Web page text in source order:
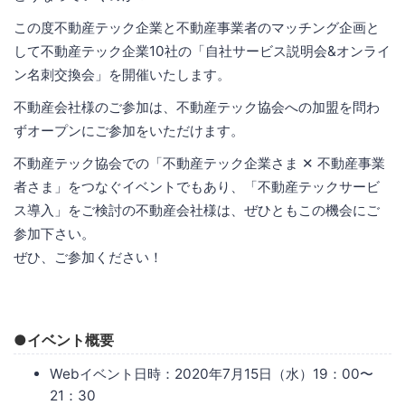
この度不動産テック企業と不動産事業者のマッチング企画と
して不動産テック企業10社の「自社サービス説明会&オンライ
ン名刺交換会」を開催いたします。
不動産会社様のご参加は、不動産テック協会への加盟を問わ
ずオープンにご参加をいただけます。
不動産テック協会での「不動産テック企業さま ✕ 不動産事業
者さま」をつなぐイベントでもあり、「不動産テックサービ
ス導入」をご検討の不動産会社様は、ぜひともこの機会にご
参加下さい。
ぜひ、ご参加ください！
●イベント概要
Webイベント日時：2020年7月15日（水）19：00〜
21：30